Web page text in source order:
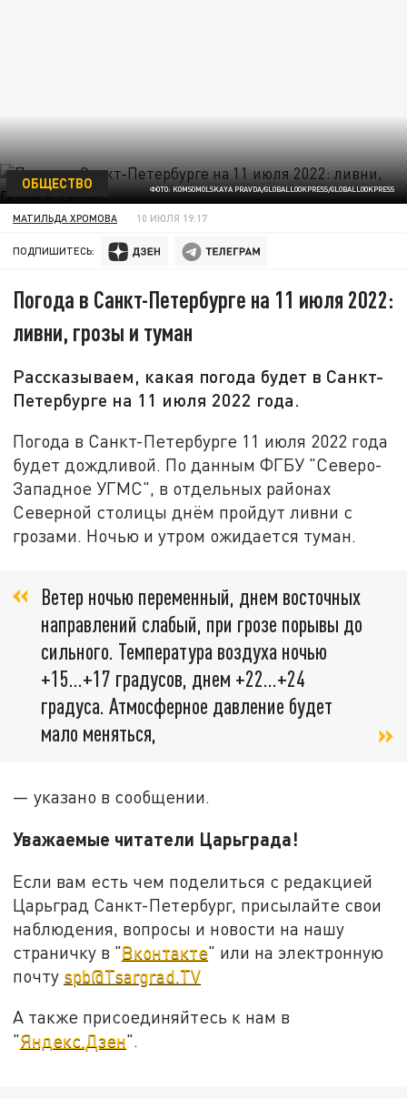
ФОТО: KOMSOMOLSKAYA PRAVDA/GLOBALLOOKPRESS/GLOBALLOOKPRESS
ОБЩЕСТВО
МАТИЛЬДА ХРОМОВА 10 ИЮЛЯ 19:17
ПОДПИШИТЕСЬ:
Погода в Санкт-Петербурге на 11 июля 2022:
ливни, грозы и туман
Рассказываем, какая погода будет в Санкт-
Петербурге на 11 июля 2022 года.
Погода в Санкт-Петербурге 11 июля 2022 года
будет дождливой. По данным ФГБУ "Северо-
Западное УГМС", в отдельных районах
Северной столицы днём пройдут ливни с
грозами. Ночью и утром ожидается туман.
Ветер ночью переменный, днем восточных
направлений слабый, при грозе порывы до
сильного. Температура воздуха ночью
+15...+17 градусов, днем +22...+24
градуса. Атмосферное давление будет
мало меняться,
— указано в сообщении.
Уважаемые читатели Царьграда!
Если вам есть чем поделиться с редакцией
Царьград Санкт-Петербург, присылайте свои
наблюдения, вопросы и новости на нашу
страничку в "Вконтакте" или на электронную
почту spb@Tsargrad.TV
А также присоединяйтесь к нам в
"Яндекс.Дзен".